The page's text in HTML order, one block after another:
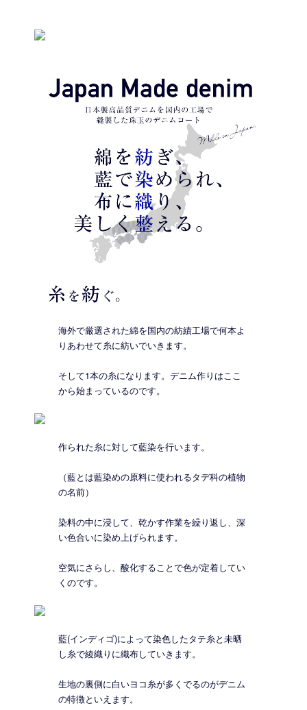
海外で厳選された綿を国内の紡績工場で何本よ
りあわせて糸に紡いでいきます。
そして1本の糸になります。デニム作りはここ
から始まっているのです。
作られた糸に対して藍染を行います。
（藍とは藍染めの原料に使われるタデ科の植物
の名前）
染料の中に浸して、乾かす作業を繰り返し、深
い色合いに染め上げられます。
空気にさらし、酸化することで色が定着してい
くのです。
藍(インディゴ)によって染色したタテ糸と未晒
し糸で綾織りに織布していきます。
生地の裏側に白いヨコ糸が多くでるのがデニム
の特徴といえます。